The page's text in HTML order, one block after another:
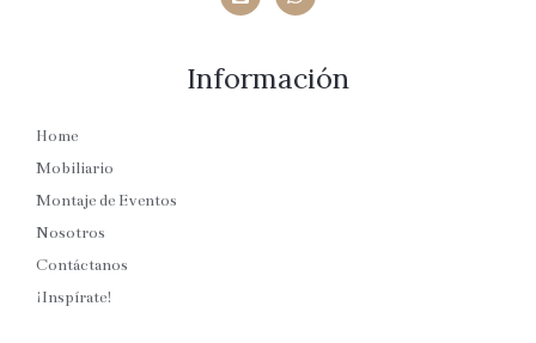
Información
Home
Mobiliario
Montaje de Eventos
Nosotros
Contáctanos
¡Inspírate!